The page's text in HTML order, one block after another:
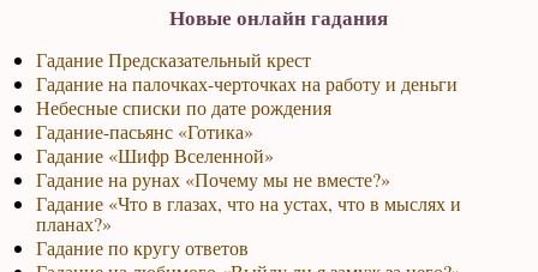
Новые онлайн гадания
Гадание Предсказательный крест
Гадание на палочках-черточках на работу и деньги
Небесные списки по дате рождения
Гадание-пасьянс «Готика»
Гадание «Шифр Вселенной»
Гадание на рунах «Почему мы не вместе?»
Гадание «Что в глазах, что на устах, что в мыслях и
планах?»
Гадание по кругу ответов